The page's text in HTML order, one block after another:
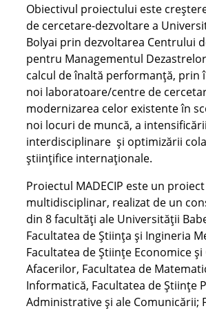
Obiectivul proiectului este
de cercetare-dezvoltare a
Bolyai prin dezvoltarea Centrului
pentru Managementul
calcul de înaltă performanţă, prin
noi laboratoare/centre de
modernizarea celor existente în
noi locuri de muncă, a
interdisciplinare şi optimizării
ştiinţifice internaţionale.
Proiectul MADECIP este un
multidisciplinar, realizat de un
din 8 facultăţi ale Universităţii
Facultatea de Ştiinţa şi Ingineria
Facultatea de Ştiinţe Economice
Afacerilor, Facultatea de
Informatică, Facultatea de Ştiinţe
Administrative şi ale Comunicării;